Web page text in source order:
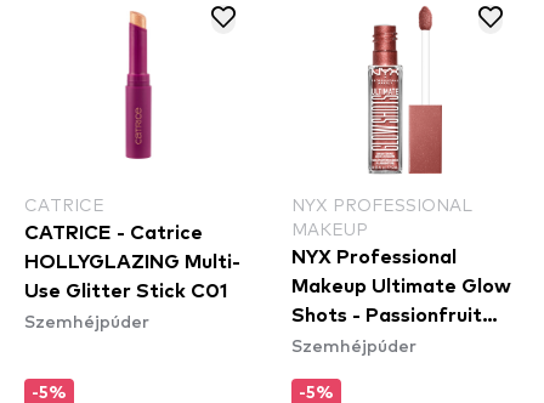
CATRICE
CATRICE - Catrice
HOLLYGLAZING Multi-
Use Glitter Stick C01
Szemhéjpúder
-5%
NYX PROFESSIONAL
MAKEUP
NYX Professional
Makeup Ultimate Glow
Shots - Passionfruit
Posh (UGS17) -
Szemhéjpúder
-5%